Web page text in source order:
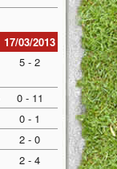
17/03/2013
5 - 2
0 - 11
0 - 1
2 - 0
2 - 4